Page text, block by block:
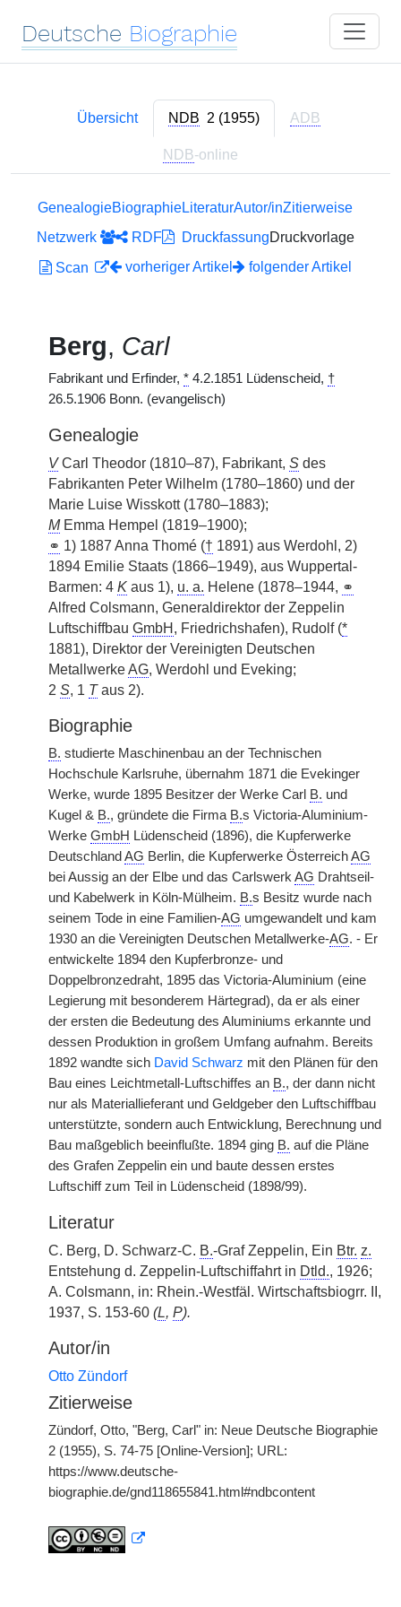
Deutsche Biographie
Übersicht NDB 2 (1955) ADB
NDB-online
GenealogieBiographieLiteraturAutor/inZitierweise
Netzwerk
RDF DruckfassungDruckvorlage
Scan
vorheriger Artikel folgender Artikel
Berg, Carl
Fabrikant und Erfinder, * 4.2.1851 Lüdenscheid, †
26.5.1906 Bonn. (evangelisch)
Genealogie
VCarl Theodor (1810–87), Fabrikant, S des
Fabrikanten Peter Wilhelm (1780–1860) und der
Marie Luise Wisskott (1780–1883);
MEmma Hempel (1819–1900);
⚭ 1) 1887 Anna Thomé († 1891) aus Werdohl, 2)
1894 Emilie Staats (1866–1949), aus Wuppertal-
Barmen: 4 K aus 1), u. a. Helene (1878–1944, ⚭
Alfred Colsmann, Generaldirektor der Zeppelin
Luftschiffbau GmbH , Friedrichshafen), Rudolf (*
1881), Direktor der Vereinigten Deutschen
MetallwerkeAG, Werdohl und Eveking;
2 S, 1 Taus 2).
Biographie
B. studierte Maschinenbau an der Technischen
Hochschule Karlsruhe, übernahm 1871 die Evekinger
Werke, wurde 1895 Besitzer der Werke Carl B. und
Kugel & B., gründete die Firma B.s Victoria-Aluminium-
Werke GmbH Lüdenscheid (1896), die Kupferwerke
Deutschland AG Berlin, die Kupferwerke ÖsterreichAG
bei Aussig an der Elbe und das Carlswerk AG Drahtseil-
und Kabelwerk in Köln-Mülheim. B.s Besitz wurde nach
seinem Tode in eine Familien-AG umgewandelt und kam
1930 an die Vereinigten Deutschen Metallwerke-AG. - Er
entwickelte 1894 den Kupferbronze- und
Doppelbronzedraht, 1895 das Victoria-Aluminium (eine
Legierung mit besonderem Härtegrad), da er als einer
der ersten die Bedeutung des Aluminiums erkannte und
dessen Produktion in großem Umfang aufnahm. Bereits
1892 wandte sich David Schwarz mit den Plänen für den
Bau eines Leichtmetall-Luftschiffes an B., der dann nicht
nur als Materiallieferant und Geldgeber den Luftschiffbau
unterstützte, sondern auch Entwicklung, Berechnung und
Bau maßgeblich beeinflußte. 1894 ging B. auf|die Pläne
des Grafen Zeppelin ein und baute dessen erstes
Luftschiff zum Teil in Lüdenscheid (1898/99).
Literatur
C. Berg, D. Schwarz-C. B.-Graf Zeppelin, Ein Btr. z.
Entstehung d. Zeppelin-Luftschiffahrt in Dtld., 1926;
A. Colsmann, in: Rhein.-Westfäl. Wirtschaftsbiogrr. II,
1937, S. 153-60 (L, P).
Autor/in
Otto Zündorf
Zitierweise
Zündorf, Otto, "Berg, Carl" in: Neue Deutsche Biographie
2 (1955), S. 74-75 [Online-Version]; URL:
https://www.deutsche-
biographie.de/gnd118655841.html#ndbcontent